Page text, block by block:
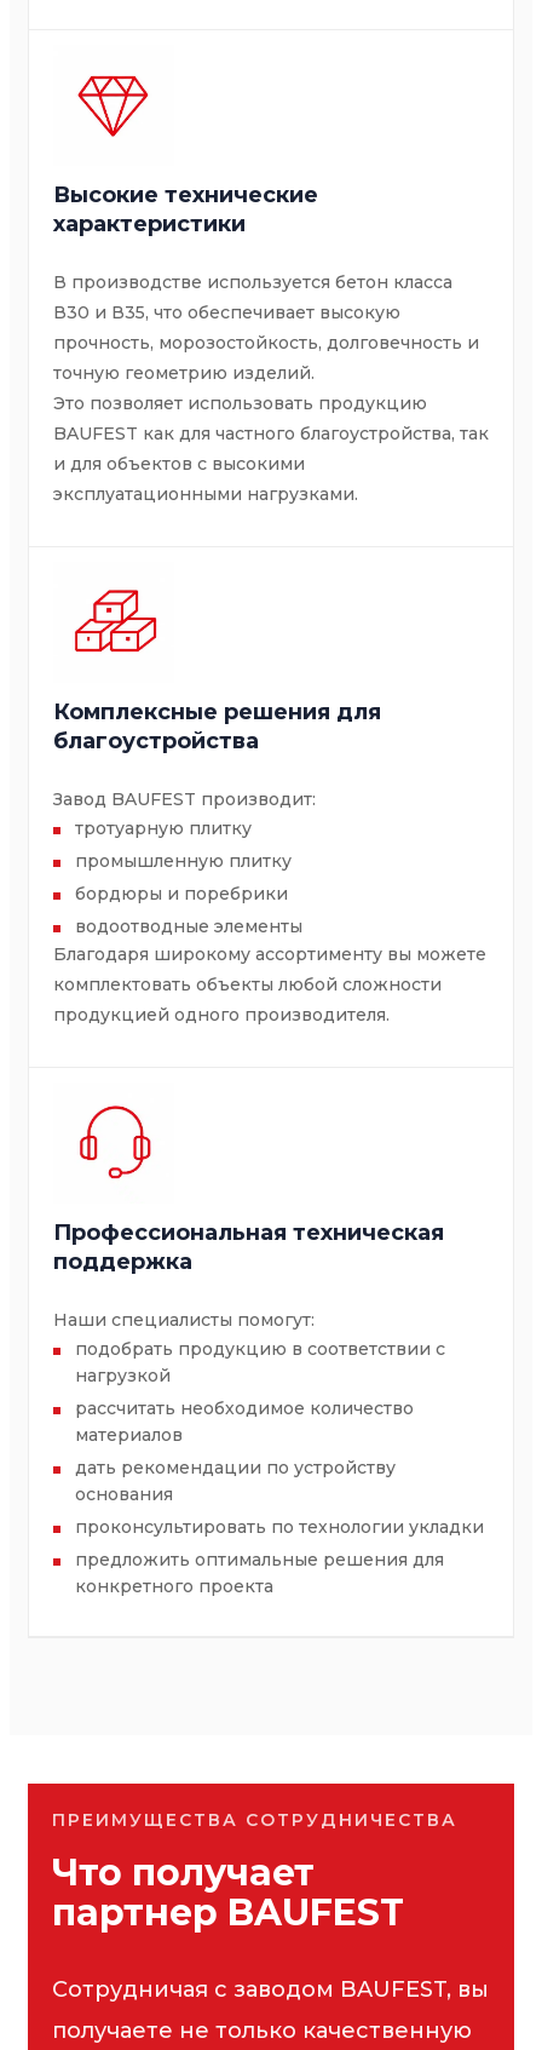
Высокие технические
характеристики
В производстве используется бетон класса
В30 и В35, что обеспечивает высокую
прочность, морозостойкость, долговечность и
точную геометрию изделий.
Это позволяет использовать продукцию
BAUFEST как для частного благоустройства, так
и для объектов с высокими
эксплуатационными нагрузками.
Комплексные решения для
благоустройства
Завод BAUFEST производит:
тротуарную плитку
промышленную плитку
бордюры и поребрики
водоотводные элементы
Благодаря широкому ассортименту вы можете
комплектовать объекты любой сложности
продукцией одного производителя.
Профессиональная техническая
поддержка
Наши специалисты помогут:
подобрать продукцию в соответствии с
нагрузкой
рассчитать необходимое количество
материалов
дать рекомендации по устройству
основания
проконсультировать по технологии укладки
предложить оптимальные решения для
конкретного проекта
ПРЕИМУЩЕСТВА СОТРУДНИЧЕСТВА
Что получает
партнер BAUFEST
Сотрудничая с заводом BAUFEST, вы
получаете не только качественную